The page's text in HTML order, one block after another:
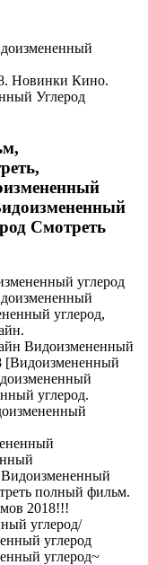
Смотреть
углерод
углерод,
Видоизмененный
[Видоизмененный
углерод.
полный фильм.
2018!!!
углерод/
углерод
углерод~